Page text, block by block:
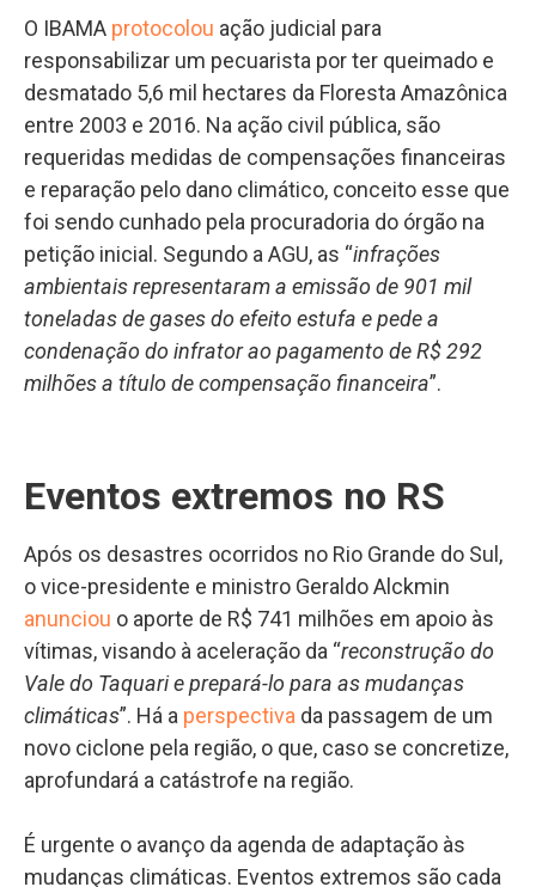
O IBAMA protocolou ação judicial para
responsabilizar um pecuarista por ter queimado e
desmatado 5,6 mil hectares da Floresta Amazônica
entre 2003 e 2016. Na ação civil pública, são
requeridas medidas de compensações financeiras
e reparação pelo dano climático, conceito esse que
foi sendo cunhado pela procuradoria do órgão na
petição inicial. Segundo a AGU, as “infrações
ambientais representaram a emissão de 901 mil
toneladas de gases do efeito estufa e pede a
condenação do infrator ao pagamento de R$ 292
milhões a título de compensação financeira”.
Eventos extremos no RS
Após os desastres ocorridos no Rio Grande do Sul,
o vice-presidente e ministro Geraldo Alckmin
anunciou o aporte de R$ 741 milhões em apoio às
vítimas, visando à aceleração da “reconstrução do
Vale do Taquari e prepará-lo para as mudanças
climáticas”. Há a perspectiva da passagem de um
novo ciclone pela região, o que, caso se concretize,
aprofundará a catástrofe na região.
É urgente o avanço da agenda de adaptação às
mudanças climáticas. Eventos extremos são cada